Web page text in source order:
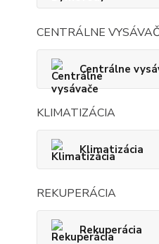
CENTRÁLNE
Centrálne
KLIMATIZÁCIA
Klimatizácia
REKUPERÁCIA
Rekuperácia